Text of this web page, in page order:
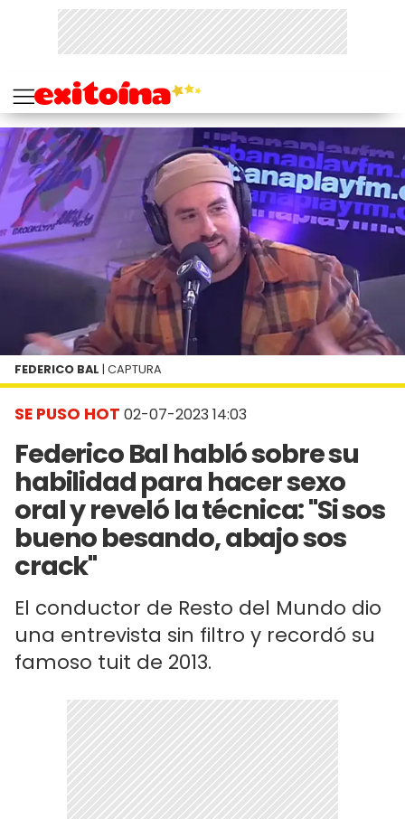
SE PUSO HOT 02-07-2023 14:03
Federico Bal habló sobre su
habilidad para hacer sexo
oral y reveló la técnica: "Si sos
bueno besando, abajo sos
crack"
El conductor de Resto del Mundo dio
una entrevista sin filtro y recordó su
famoso tuit de 2013.
FEDERICO BAL | CAPTURA